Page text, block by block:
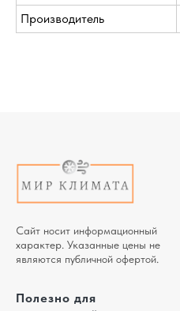
Производитель
Сайт носит информационный
характер. Указанные цены не
являются публичной офертой.
Полезно для